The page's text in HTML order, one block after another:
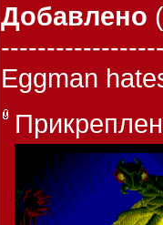
Добавлено
Eggman